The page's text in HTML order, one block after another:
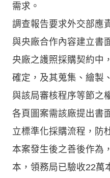
需求。
調查報告要求外交部應
與央廠合作內容建立書
央廠之護照採購契約中
確定，及其蒐集、繪製
與該局審核程序等節之
各頁圖案需該廠提出書
立標準化採購流程，防
本案發生後之善後作為
本，領務局已驗收22萬